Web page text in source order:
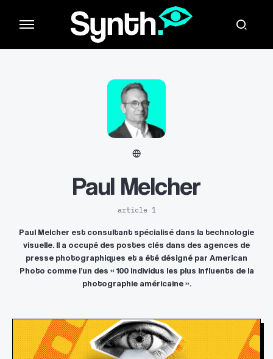
Paul Melcher
article 1
Paul Melcher est consultant spécialisé dans la technologie
visuelle. Il a occupé des postes clés dans des agences de
presse photographiques et a été désigné par American
Photo comme l’un des « 100 individus les plus influents de la
photographie américaine ».